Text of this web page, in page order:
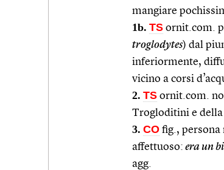
mangiare
1b. TS ornit.com.
troglodytes) dal
inferiormente,
vicino a corsi
2. TS ornit.com.
Trogloditini e
3. CO fig., persona
affettuoso: era un
agg.